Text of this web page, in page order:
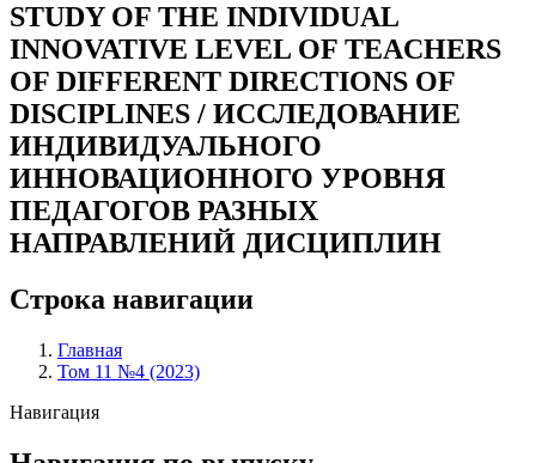
STUDY OF THE INDIVIDUAL
INNOVATIVE LEVEL OF TEACHERS
OF DIFFERENT DIRECTIONS OF
DISCIPLINES / ИССЛЕДОВАНИЕ
ИНДИВИДУАЛЬНОГО
ИННОВАЦИОННОГО УРОВНЯ
ПЕДАГОГОВ РАЗНЫХ
НАПРАВЛЕНИЙ ДИСЦИПЛИН
Строка навигации
Главная
Том 11 №4 (2023)
Навигация